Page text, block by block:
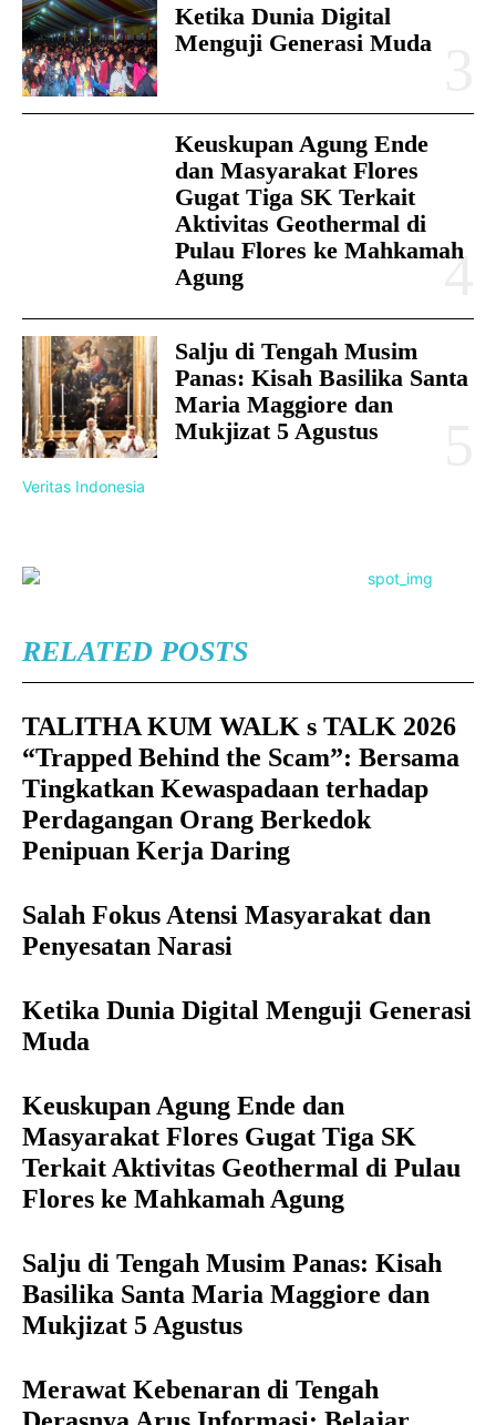
Ketika Dunia Digital
Menguji Generasi Muda
Keuskupan Agung Ende
dan Masyarakat Flores
Gugat Tiga SK Terkait
Aktivitas Geothermal di
Pulau Flores ke Mahkamah
Agung
Salju di Tengah Musim
Panas: Kisah Basilika Santa
Maria Maggiore dan
Mukjizat 5 Agustus
Veritas Indonesia
RELATED POSTS
TALITHA KUM WALK s TALK 2026
“Trapped Behind the Scam”: Bersama
Tingkatkan Kewaspadaan terhadap
Perdagangan Orang Berkedok
Penipuan Kerja Daring
Salah Fokus Atensi Masyarakat dan
Penyesatan Narasi
Ketika Dunia Digital Menguji Generasi
Muda
Keuskupan Agung Ende dan
Masyarakat Flores Gugat Tiga SK
Terkait Aktivitas Geothermal di Pulau
Flores ke Mahkamah Agung
Salju di Tengah Musim Panas: Kisah
Basilika Santa Maria Maggiore dan
Mukjizat 5 Agustus
Merawat Kebenaran di Tengah